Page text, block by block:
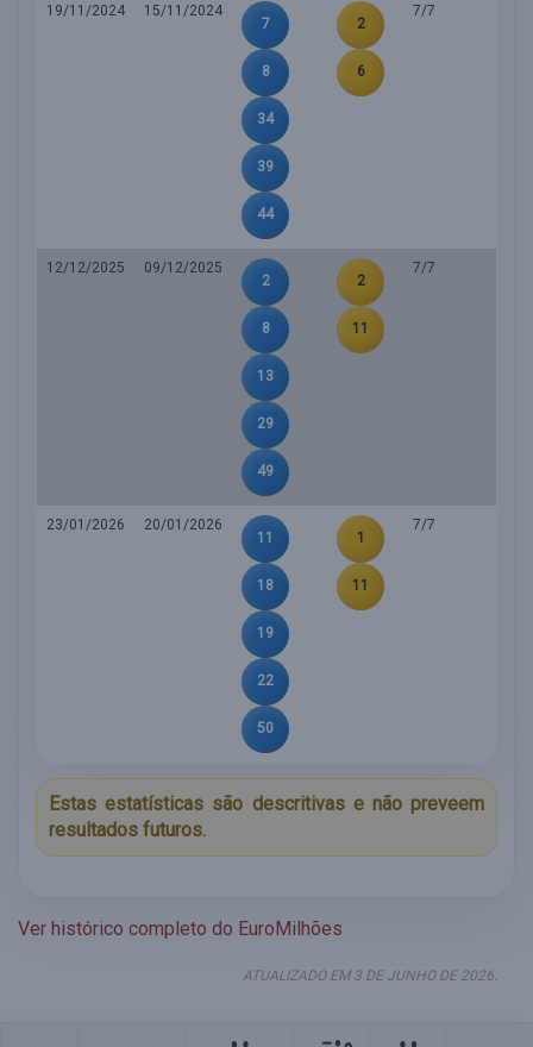
19/11/2024
15/11/2024
7
8
34
39
44
2
6
7/7
12/12/2025
09/12/2025
2
8
13
29
49
2
11
7/7
23/01/2026
20/01/2026
11
18
19
22
50
1
11
7/7
Estas estatísticas são descritivas e não preveem
resultados futuros.
Ver histórico completo do EuroMilhões
ATUALIZADO EM 3 DE JUNHO DE 2026.